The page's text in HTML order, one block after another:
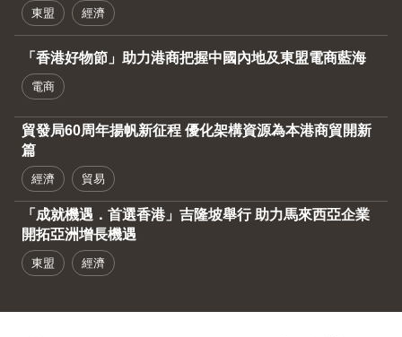
東盟 經濟
「香港好物節」助力港商把握中國內地及東盟電商藍海
電商
貿發局60周年揚帆新征程 優化架構資源為本港商貿開新
篇
經濟 貿易
「成就機遇．首選香港」吉隆坡舉行 助力馬來西亞企業
開拓亞洲增長機遇
東盟 經濟